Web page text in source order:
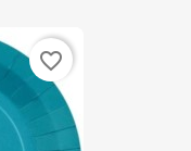
favorite_border